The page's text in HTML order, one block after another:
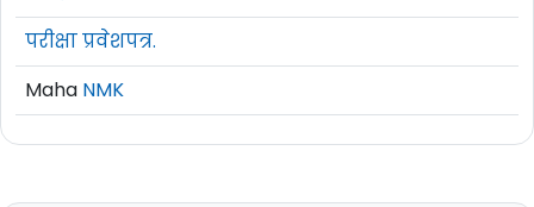
परीक्षा प्रवेशपत्र.
Maha NMK